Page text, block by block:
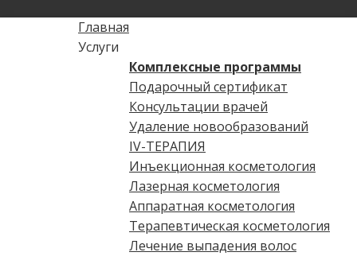
Главная
Услуги
Комплексные программы
Подарочный сертификат
Консультации врачей
Удаление новообразований
IV-ТЕРАПИЯ
Инъекционная косметология
Лазерная косметология
Аппаратная косметология
Терапевтическая косметология
Лечение выпадения волос